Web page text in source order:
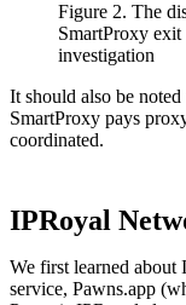
Figure 2. The
SmartProxy exit
investigation
It should also be
SmartProxy pays
coordinated.
IPRoyal
We first learned
service, Pawns.app